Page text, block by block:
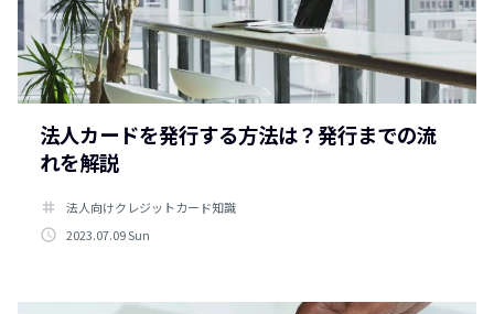
法人カードを発行する方法は？発行までの流
れを解説
tag
法人向けクレジットカード知識
access_time 2023.07.09 Sun